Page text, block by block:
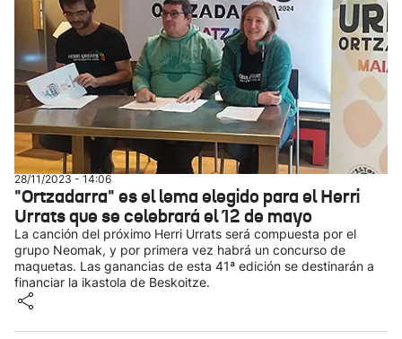
28/11/2023 - 14:06
"Ortzadarra" es el lema elegido para el Herri
Urrats que se celebrará el 12 de mayo
La canción del próximo Herri Urrats será compuesta por el
grupo Neomak, y por primera vez habrá un concurso de
maquetas. Las ganancias de esta 41ª edición se destinarán a
financiar la ikastola de Beskoitze.